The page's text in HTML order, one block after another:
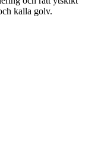
kalla golv.